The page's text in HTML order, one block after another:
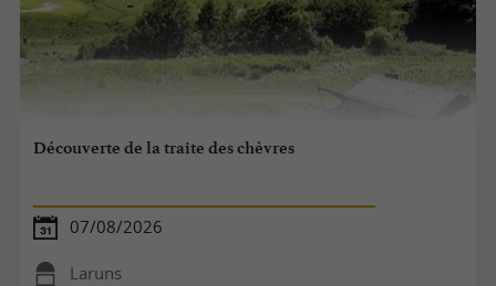
Découverte de la traite des chèvres
07/08/2026
Laruns